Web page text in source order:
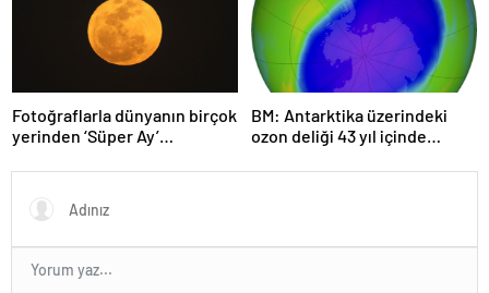
Fotoğraflarla dünyanın birçok
yerinden ‘Süper Ay’
BM: Antarktika üzerindeki
ozon deliği 43 yıl içinde